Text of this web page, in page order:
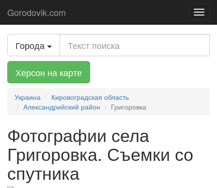
Gorodovik.com
Города
Херсон на карте
Украина
Кировоградская область
Александрийский район
Григоровка
Фотографии села
Григоровка. Съемки со
спутника